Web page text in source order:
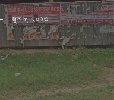
জুন ৮, ২০২৩